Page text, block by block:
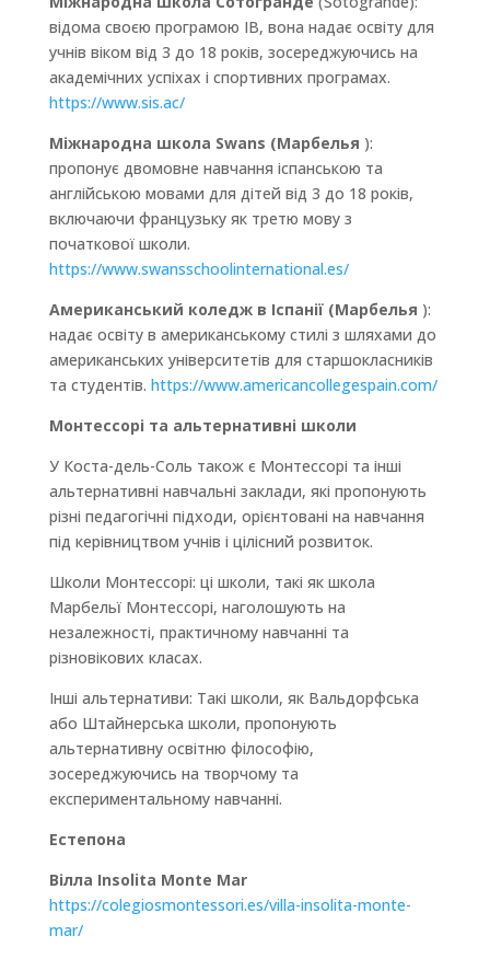
відома своєю програмою IB, вона надає освіту для
учнів віком від 3 до 18 років, зосереджуючись на
академічних успіхах і спортивних програмах.
https://www.sis.ac/
Міжнародна школа Swans (Марбелья ):
пропонує двомовне навчання іспанською та
англійською мовами для дітей від 3 до 18 років,
включаючи французьку як третю мову з
початкової школи.
https://www.swansschoolinternational.es/
Американський коледж в Іспанії (Марбелья ):
надає освіту в американському стилі з шляхами до
американських університетів для старшокласників
та студентів. https://www.americancollegespain.com/
Монтессорі та альтернативні школи
У Коста-дель-Соль також є Монтессорі та інші
альтернативні навчальні заклади, які пропонують
різні педагогічні підходи, орієнтовані на навчання
під керівництвом учнів і цілісний розвиток.
Школи Монтессорі: ці школи, такі як школа
Марбельї Монтессорі, наголошують на
незалежності, практичному навчанні та
різновікових класах.
Інші альтернативи: Такі школи, як Вальдорфська
або Штайнерська школи, пропонують
альтернативну освітню філософію,
зосереджуючись на творчому та
експериментальному навчанні.
Естепона
Вілла Insolita Monte Mar
https://colegiosmontessori.es/villa-insolita-monte-
mar/